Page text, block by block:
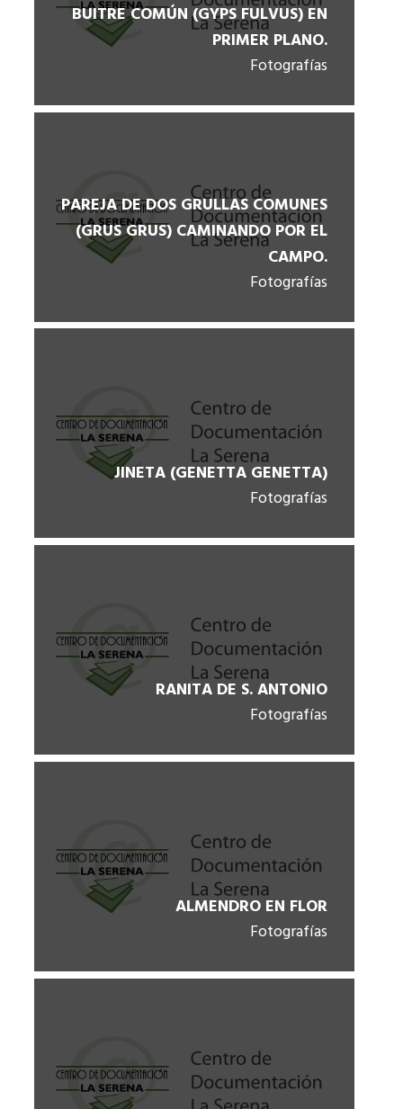
BUITRE COMÚN (GYPS FULVUS) EN
PRIMER PLANO.
Fotografías
PAREJA DE DOS GRULLAS COMUNES
(GRUS GRUS) CAMINANDO POR EL
CAMPO.
Fotografías
JINETA (GENETTA GENETTA)
Fotografías
RANITA DE S. ANTONIO
Fotografías
ALMENDRO EN FLOR
Fotografías